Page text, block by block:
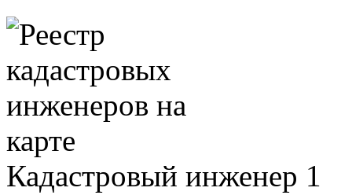
Кадастровый инженер 1